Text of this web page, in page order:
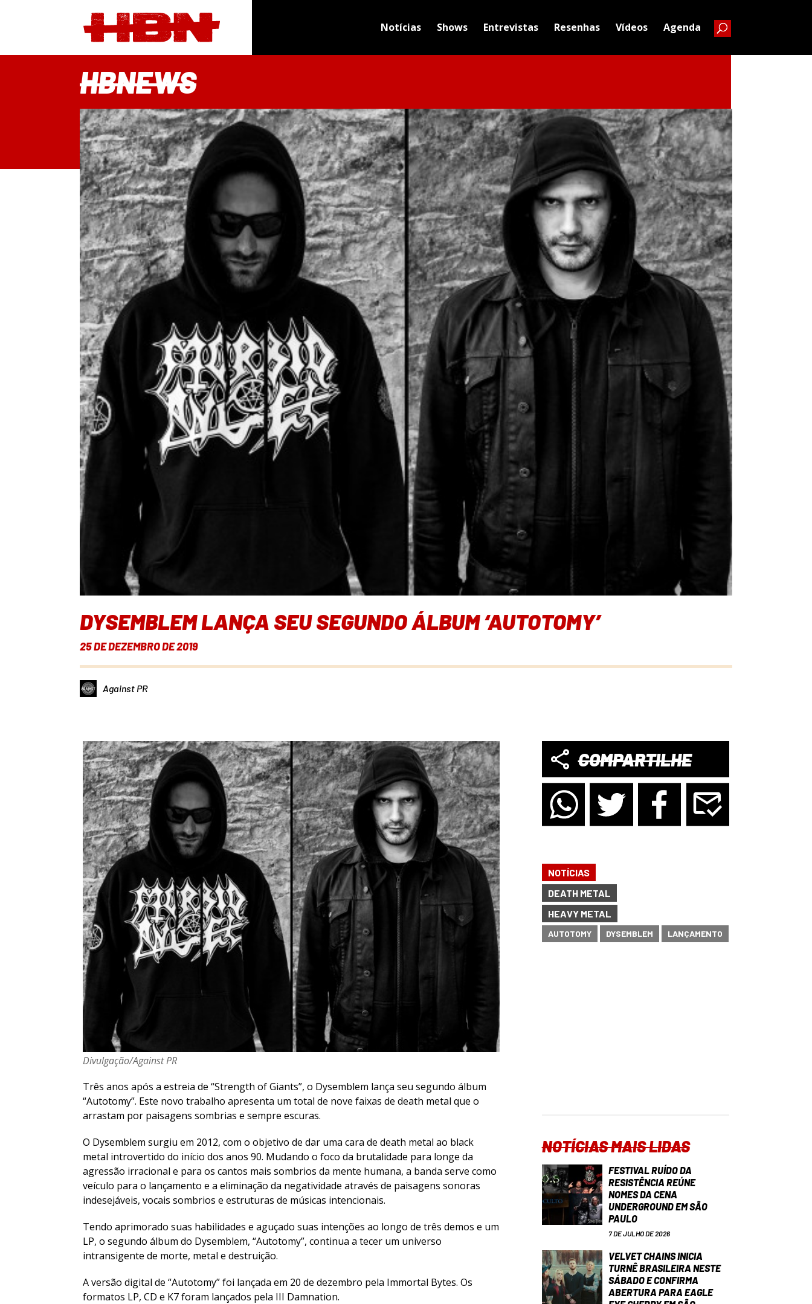
Notícias Shows Entrevistas Resenhas Vídeos Agenda
HBNEWS
DYSEMBLEM LANÇA SEU SEGUNDO ÁLBUM ‘AUTOTOMY’
25 DE DEZEMBRO DE 2019
Against PR
Divulgação/Against PR
Três anos após a estreia de “Strength of Giants”, o Dysemblem lança seu segundo álbum
“Autotomy”. Este novo trabalho apresenta um total de nove faixas de death metal que o
arrastam por paisagens sombrias e sempre escuras.
O Dysemblem surgiu em 2012, com o objetivo de dar uma cara de death metal ao black
metal introvertido do início dos anos 90. Mudando o foco da brutalidade para longe da
agressão irracional e para os cantos mais sombrios da mente humana, a banda serve como
veículo para o lançamento e a eliminação da negatividade através de paisagens sonoras
indesejáveis, vocais sombrios e estruturas de músicas intencionais.
Tendo aprimorado suas habilidades e aguçado suas intenções ao longo de três demos e um
LP, o segundo álbum do Dysemblem, “Autotomy”, continua a tecer um universo
intransigente de morte, metal e destruição.
A versão digital de “Autotomy” foi lançada em 20 de dezembro pela Immortal Bytes. Os
formatos LP, CD e K7 foram lançados pela III Damnation.
COMPARTILHE
NOTÍCIAS
DEATH METAL
HEAVY METAL
AUTOTOMY DYSEMBLEM LANÇAMENTO
NOTÍCIAS MAIS LIDAS
FESTIVAL RUÍDO DA
RESISTÊNCIA REÚNE
NOMES DA CENA
UNDERGROUND EM SÃO
PAULO
7 DE JULHO DE 2026
VELVET CHAINS INICIA
TURNÊ BRASILEIRA NESTE
SÁBADO E CONFIRMA
ABERTURA PARA EAGLE